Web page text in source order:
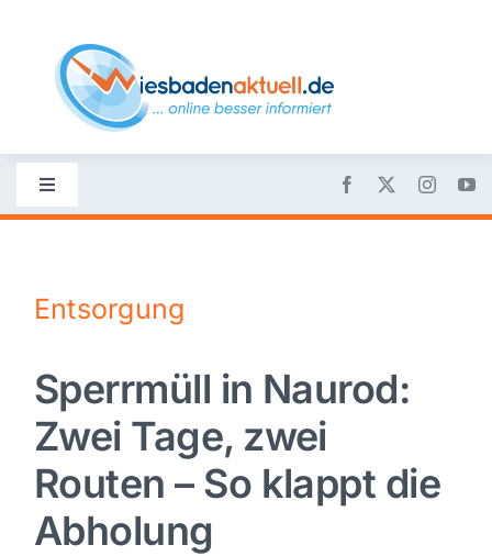
content
Toggle
Navigation
Nachrichten
Politik
Wirtschaft
Sport
Entsorgung
Sperrmüll in Naurod:
Zwei Tage, zwei
Routen – So klappt die
Abholung